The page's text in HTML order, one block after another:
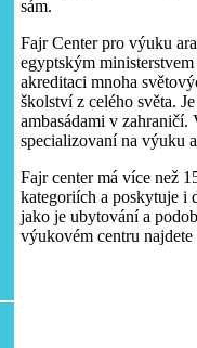
sám.
Fajr Center pro výuku
egyptským
akreditaci mnoha
školství z celého světa.
ambasádami v
specializovaní na výuku
Fajr center má více než
kategoriích a poskytuje i
jako je ubytování a
výukovém centru